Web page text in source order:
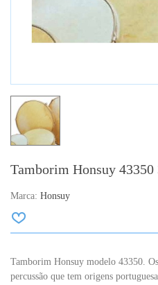
Tamborim Honsuy 43350
Marca: Honsuy
Tamborim Honsuy modelo 43350.
percussão que tem origens